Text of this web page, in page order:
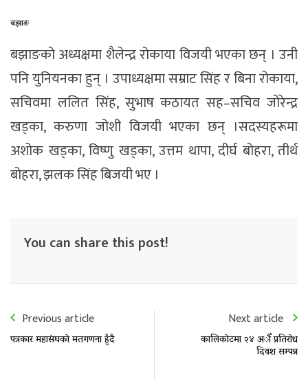
बझाङ
बझाङको अध्यक्षमा शैलेन्द्र रोकाया विजयी भएका छन् । उनी
पनि युनियनका हुन् । उपाध्यक्षमा सम्राट सिंह र बिना रोकाया,
सचिवमा ललित सिंह, सुभाष कठायत सह–सचिव जोरेन्द्र
खड्का, करुणा जोशी विजयी भएका छन् ।सदस्यहरूमा
अशोक खड्का, विष्णु खड्का, उत्तम थापा, दीर्घ बोहरा, तीर्थ
बोहरा, झलक सिंह बिजयी भए ।
You can share this post!
Previous article
पत्रकार महासंघकाे मतगणना हुँदै
Next article
कालिकाेटमा २४ अाैँ प्रतिराेध
दिवश सम्पन्न